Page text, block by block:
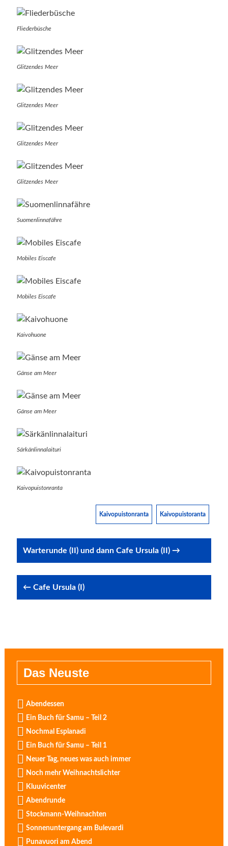
Fliederbüsche
Glitzendes Meer
Glitzendes Meer
Glitzendes Meer
Glitzendes Meer
Suomenlinnafähre
Mobiles Eiscafe
Mobiles Eiscafe
Kaivohuone
Gänse am Meer
Gänse am Meer
Särkänlinnalaituri
Kaivopuistonranta
Kaivopuistonranta Kaivopuistoranta
Post
navigation
Warterunde (II) und dann Cafe Ursula (II) →
← Cafe Ursula (I)
Das Neuste
Abendessen
Ein Buch für Samu – Teil 2
Nochmal Esplanadi
Ein Buch für Samu – Teil 1
Neuer Tag, neues was auch immer
Noch mehr Weihnachtslichter
Kluuvicenter
Abendrunde
Stockmann-Weihnachten
Sonnenuntergang am Bulevardi
Punavuori am Abend